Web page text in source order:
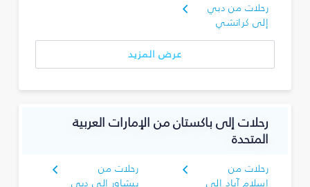
رحلات من دبي
إلى كراتشي
عرض المزيد
رحلات إلى باكستان من الإمارات العربية
المتحدة
رحلات من
إسلام آباد إلى
رحلات من
بيشاور إلى دبي